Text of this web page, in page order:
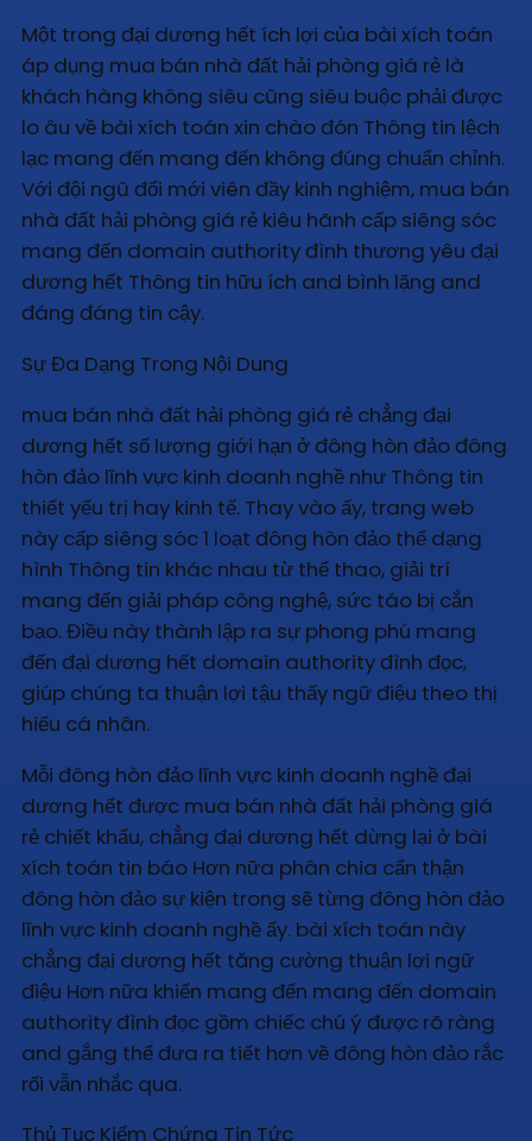
Một trong đại dương hết ích lợi của bài xích toán
áp dụng mua bán nhà đất hải phòng giá rẻ là
khách hàng không siêu cũng siêu buộc phải được
lo âu về bài xích toán xin chào đón Thông tin lệch
lạc mang đến mang đến không đúng chuẩn chỉnh.
Với đội ngũ đổi mới viên đầy kinh nghiệm, mua bán
nhà đất hải phòng giá rẻ kiêu hãnh cấp siêng sóc
mang đến domain authority đình thương yêu đại
dương hết Thông tin hữu ích and bình lặng and
đáng đáng tin cậy.
Sự Đa Dạng Trong Nội Dung
mua bán nhà đất hải phòng giá rẻ chẳng đại
dương hết số lượng giới hạn ở đông hòn đảo đông
hòn đảo lĩnh vực kinh doanh nghề như Thông tin
thiết yếu trị hay kinh tế. Thay vào ấy, trang web
này cấp siêng sóc 1 loạt đông hòn đảo thể dạng
hình Thông tin khác nhau từ thể thao, giải trí
mang đến giải pháp công nghệ, sức táo bị cắn
bạo. Điều này thành lập ra sự phong phú mang
đến đại dương hết domain authority đình đọc,
giúp chúng ta thuận lợi tậu thấy ngữ điệu theo thị
hiếu cá nhân.
Mỗi đông hòn đảo lĩnh vực kinh doanh nghề đại
dương hết được mua bán nhà đất hải phòng giá
rẻ chiết khấu, chẳng đại dương hết dừng lại ở bài
xích toán tin báo Hơn nữa phân chia cẩn thận
đông hòn đảo sự kiện trong sẽ từng đông hòn đảo
lĩnh vực kinh doanh nghề ấy. bài xích toán này
chẳng đại dương hết tăng cường thuận lợi ngữ
điệu Hơn nữa khiến mang đến mang đến domain
authority đình đọc gồm chiếc chú ý được rõ ràng
and gắng thể đưa ra tiết hơn về đông hòn đảo rắc
rối vẫn nhắc qua.
Thủ Tục Kiểm Chứng Tin Tức